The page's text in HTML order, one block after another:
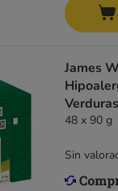
James
48 x 90 g
Sin